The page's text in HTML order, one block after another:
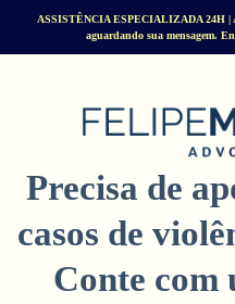
ASSISTÊNCIA ESPECIALIZADA 24H |
aguardando sua mensagem.
Precisa de
casos de
Conte com